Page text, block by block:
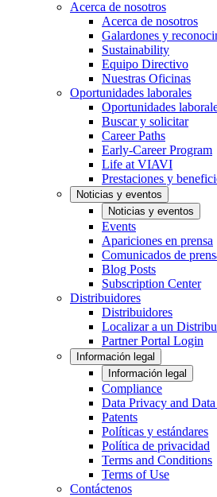
Acerca de nosotros
Acerca de nosotros
Galardones y
Sustainability
Equipo Directivo
Nuestras Oficinas
Oportunidades laborales
Oportunidades
Buscar y solicitar
Career Paths
Early-Career Program
Life at VIAVI
Prestaciones y
Noticias y eventos
Noticias y eventos
Events
Apariciones en prensa
Comunicados de
Blog Posts
Subscription Center
Distribuidores
Distribuidores
Localizar a un
Partner Portal Login
Información legal
Información legal
Compliance
Data Privacy and
Patents
Políticas y estándares
Política de privacidad
Terms and Conditions
Terms of Use
Contáctenos